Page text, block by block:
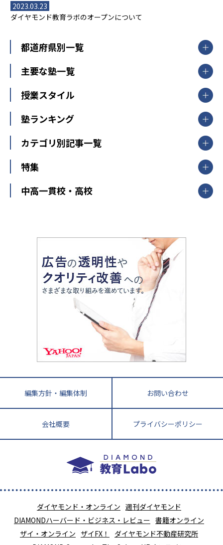
2023.03.23
ダイヤモンド教育ラボのオープンについて
都道府県別一覧
北海道・東北
山形県
福島県
関東
東京都
神奈川県
茨城県
栃木県
群馬県
新潟県
中部
愛知県
静岡県
長野県
大阪府
兵庫県 京都府 奈良県
和歌山県
鳥取県
島根県 岡山県 広島県
香川県
高知県
長崎県 熊本県
鹿児島県 沖縄県
主要な塾一覧
【掲載塾一覧を見る】
東京個別指導学院
明光義塾
個別教室のトライ
武田塾
授業スタイル
個別指導
オンライン指導
塾ランキング
中学受験ランキング
カテゴリ別記事一覧
中学受験
大学受験
教育全般
中学受験に熱心な市区町村ランキング
小学校受験
家庭教師
特集
開成番長直伝！子どもの受験を成功させる方法
運動と遊びを考える
情報Ⅰ、数学が苦手な人注目！最短距離の学力
アップ法
悩み多き「大学受験」相談室
英語・英会話・英検対策
小学校教師が解説！中学受験のリアル
教育ジャーナリストが徹底解説！ 大学受験の羅
中高一貫校・高校
大学入試改革
ママテクエグザム
進化する中高一貫校・高校
編集方針・編集体制 お問い合わせ
会社概要 プライバシーポリシー
ダイヤモンド・オンライン 週刊ダイヤモンド
DIAMONDハーバード・ビジネス・レビュー 書籍オンライン
ザイ・オンライン ザイFX！
ダイヤモンド不動産研究所